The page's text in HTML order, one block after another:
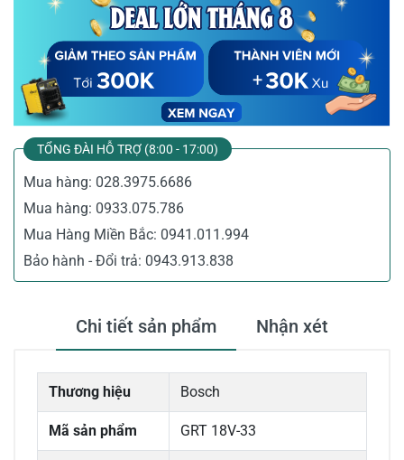
TỔNG ĐÀI HỖ TRỢ (8:00 - 17:00)
Mua hàng: 028.3975.6686
Mua hàng: 0933.075.786
Mua Hàng Miền Bắc: 0941.011.994
Bảo hành - Đổi trả: 0943.913.838
Chi tiết sản phẩm Nhận xét
Thương hiệu Bosch
Mã sản phẩm GRT 18V-33